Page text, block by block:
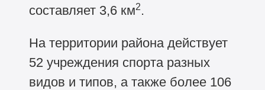
составляет 3,6 км2.
На территории района действует
52 учреждения спорта разных
видов и типов, а также более 106